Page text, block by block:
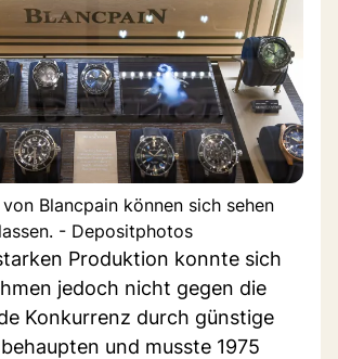
Blancpain können sich sehen
lassen. - Depositphotos
Produktion konnte sich
jedoch nicht gegen die
Konkurrenz durch günstige
und musste 1975